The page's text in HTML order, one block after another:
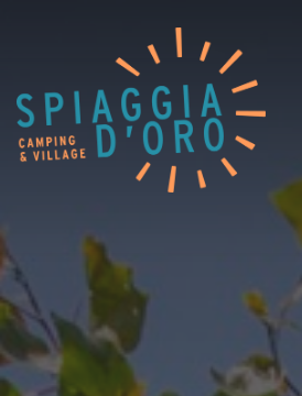
Home
Camping
Lavora con noi
Ristoranti